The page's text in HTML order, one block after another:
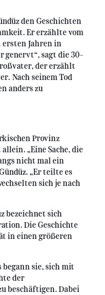
den Geschichten
Er erzählte vom
Jahren in
genervt“, sagt die 30-
der erzählt
Nach seinem Tod
anders zu
Provinz
„Eine Sache, die
nicht mal ein
„Er teilte es
sich je nach
bezeichnet sich
Die Geschichte
in einen größeren
sie, sich mit
der
beschäftigen. Dabei